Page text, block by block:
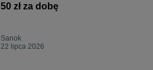
50 zł za dobę
Sanok
22 lipca 2026